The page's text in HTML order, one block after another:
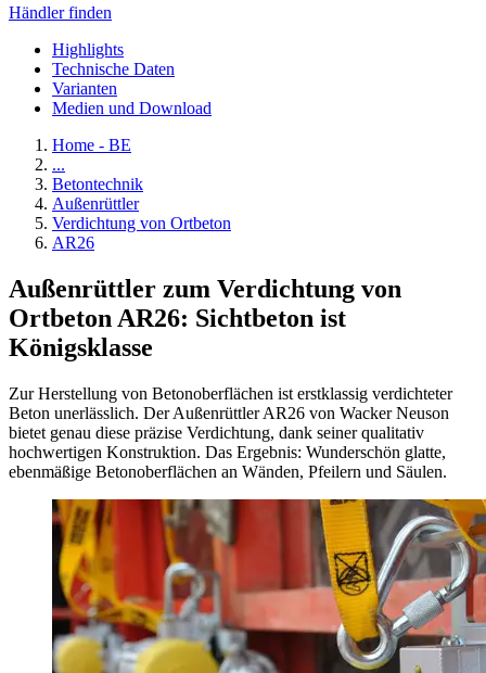
Händler finden
Highlights
Technische Daten
Varianten
Medien und Download
Home - BE
...
Betontechnik
Außenrüttler
Verdichtung von Ortbeton
AR26
Außenrüttler zum Verdichtung von
Ortbeton AR26: Sichtbeton ist
Königsklasse
Zur Herstellung von Betonoberflächen ist erstklassig verdichteter
Beton unerlässlich. Der Außenrüttler AR26 von Wacker Neuson
bietet genau diese präzise Verdichtung, dank seiner qualitativ
hochwertigen Konstruktion. Das Ergebnis: Wunderschön glatte,
ebenmäßige Betonoberflächen an Wänden, Pfeilern und Säulen.